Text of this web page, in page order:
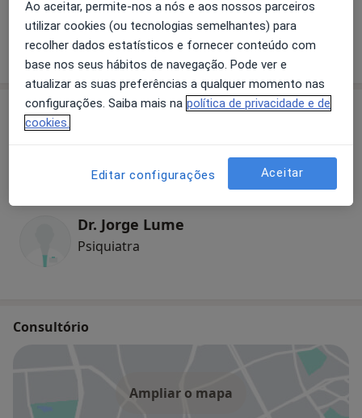
Como mostramos os preços?
Especialistas Verificar meu plano de sáude
Dr. Jorge Lume
Psiquiatra
Consultório
Ampliar o mapa
Ao aceitar, permite-nos a nós e aos nossos parceiros
utilizar cookies (ou tecnologias semelhantes) para
recolher dados estatísticos e fornecer conteúdo com
base nos seus hábitos de navegação. Pode ver e
atualizar as suas preferências a qualquer momento nas
configurações. Saiba mais na política de privacidade e de
cookies.
Editar configurações Aceitar